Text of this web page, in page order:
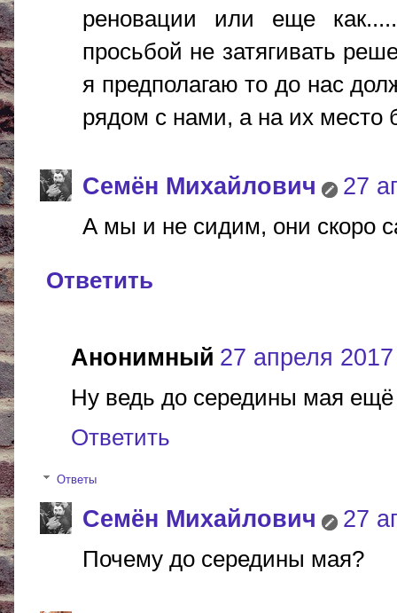
реновации или еще
просьбой не затягивать
я предполагаю то до нас
рядом с нами, а на их место
Cемён Михайлович 27
А мы и не сидим, они скоро
Ответить
Анонимный 27 апреля 2017
Ну ведь до середины мая ещё
Ответить
Ответы
Cемён Михайлович 27
Почему до середины мая?